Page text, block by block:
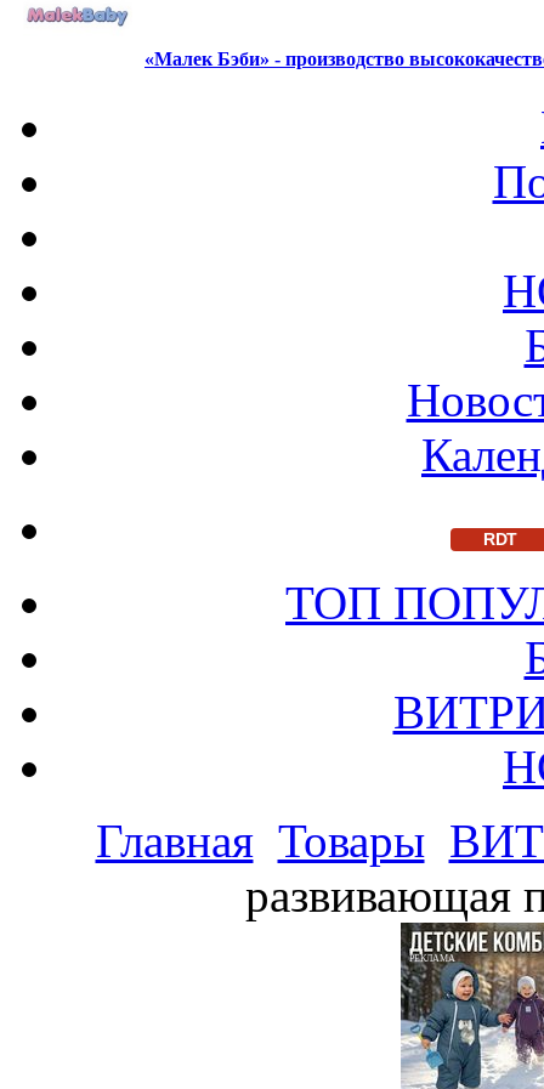
«Малек Бэби» - производство
RDT
ТОП
Главная Товары
развивающая
РЕКЛАМА